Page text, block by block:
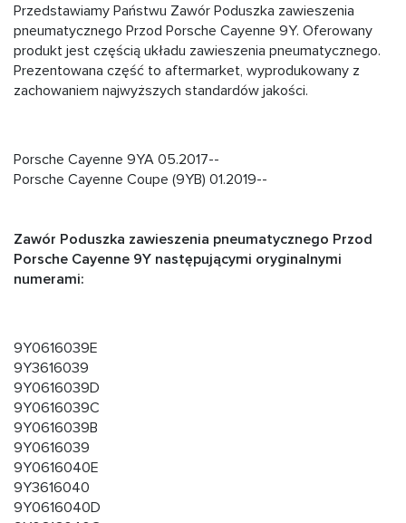
Przedstawiamy Państwu Zawór Poduszka zawieszenia
pneumatycznego Przod Porsche Cayenne 9Y. Oferowany
produkt jest częścią układu zawieszenia pneumatycznego.
Prezentowana część to aftermarket, wyprodukowany z
zachowaniem najwyższych standardów jakości.
Porsche Cayenne 9YA 05.2017--
Porsche Cayenne Coupe (9YB) 01.2019--
Zawór Poduszka zawieszenia pneumatycznego Przod
Porsche Cayenne 9Y następującymi oryginalnymi
numerami:
9Y0616039E
9Y3616039
9Y0616039D
9Y0616039C
9Y0616039B
9Y0616039
9Y0616040E
9Y3616040
9Y0616040D